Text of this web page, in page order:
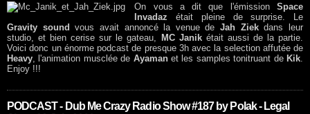
On vous a dit que l'émission Space
Invadaz était pleine de surprise. Le
Gravity sound vous avait annoncé la venue deJah Ziekdans leur
studio, et bien cerise sur le gateau,
MC Janikétait aussi de la partie.
Voici donc un énorme podcast de presque 3h avec la selection affutée de
Heavy, l'animation musclée de Ayamanet les samples tonitruant de Kik.
Enjoy !!!
PODCAST - Dub Me Crazy Radio Show #187 by Polak - Legal